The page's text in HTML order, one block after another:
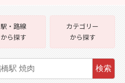
駅・路線
から探す
カテゴリー
から探す
検索